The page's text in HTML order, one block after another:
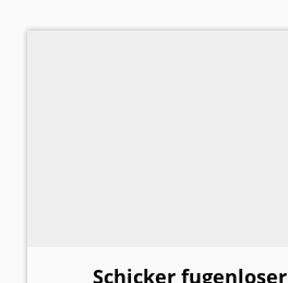
Schicker fugenloser